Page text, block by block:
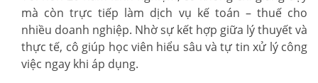
mà còn trực tiếp làm dịch vụ kế toán – thuế cho
nhiều doanh nghiệp. Nhờ sự kết hợp giữa lý thuyết và
thực tế, cô giúp học viên hiểu sâu và tự tin xử lý công
việc ngay khi áp dụng.